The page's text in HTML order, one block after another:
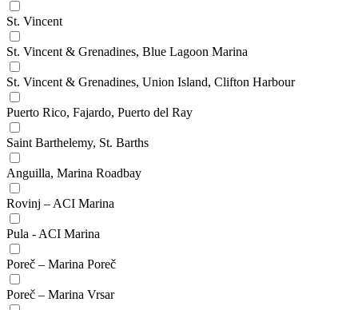
St. Vincent
St. Vincent & Grenadines, Blue Lagoon Marina
St. Vincent & Grenadines, Union Island, Clifton Harbour
Puerto Rico, Fajardo, Puerto del Ray
Saint Barthelemy, St. Barths
Anguilla, Marina Roadbay
Rovinj – ACI Marina
Pula - ACI Marina
Poreč – Marina Poreč
Poreč – Marina Vrsar